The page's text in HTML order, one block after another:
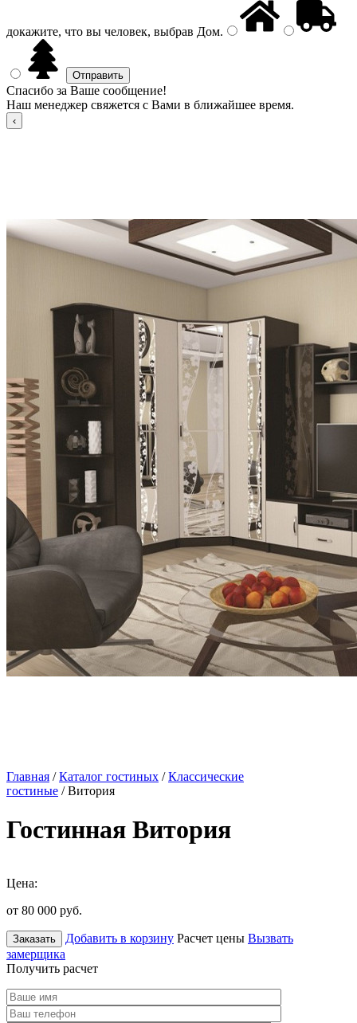
докажите, что вы человек, выбрав Дом.
Спасибо за Ваше сообщение!
Наш менеджер свяжется с Вами в ближайшее время.
Главная /Каталог гостиных /Классические
гостиные / Витория
Гостинная Витория
Цена:
от 80 000 руб.
Заказать Добавить в корзину Расчет цены Вызвать
замерщика
Получить расчет